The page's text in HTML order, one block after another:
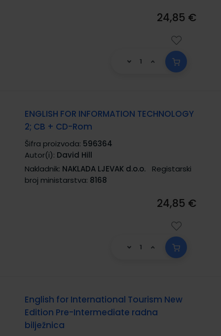
24,85 €
ENGLISH FOR INFORMATION TECHNOLOGY
2; CB + CD-Rom
Šifra proizvoda: 596364
Autor(i): David Hill
Nakladnik: NAKLADA LJEVAK d.o.o.
Registarski
broj ministarstva: 8168
24,85 €
English for International Tourism New
Edition Pre-Intermediate radna
bilježnica